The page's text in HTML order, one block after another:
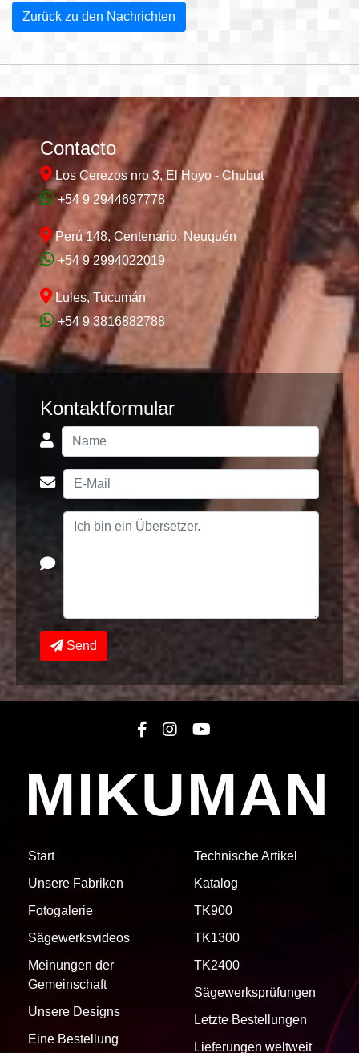
Zurück zu den Nachrichten
Contacto
Los Cerezos nro 3, El Hoyo - Chubut
+54 9 2944697778
Perú 148, Centenario, Neuquén
+54 9 2994022019
Lules, Tucumán
+54 9 3816882788
Kontaktformular
Send
MIKUMAN
Start
Unsere Fabriken
Fotogalerie
Sägewerksvideos
Meinungen der
Gemeinschaft
Unsere Designs
Eine Bestellung
Technische Artikel
Katalog
TK900
TK1300
TK2400
Sägewerksprüfungen
Letzte Bestellungen
Lieferungen weltweit